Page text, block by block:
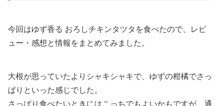
今回はゆず香る おろしチキンタツタを食べたので、レビ
ュー・感想と情報をまとめてみました。
大根が思っていたよりシャキシャキで、ゆずの柑橘でさっ
ぱりといった感じでした。
さっぱり食べたいときにはこっちでもよいかもですが、通